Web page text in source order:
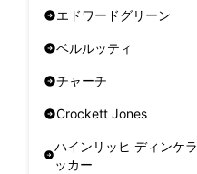
エドワードグリーン
ベルルッティ
チャーチ
Crockett Jones
ハインリッヒ ディンケラ
ッカー